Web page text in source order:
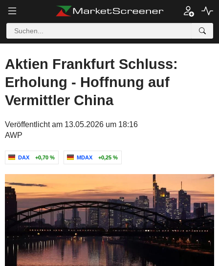
Aktien Frankfurt Schluss:
Erholung - Hoffnung auf
Vermittler China
Veröffentlicht am 13.05.2026 um 18:16
AWP
DAX +0,70 % MDAX +0,25 %